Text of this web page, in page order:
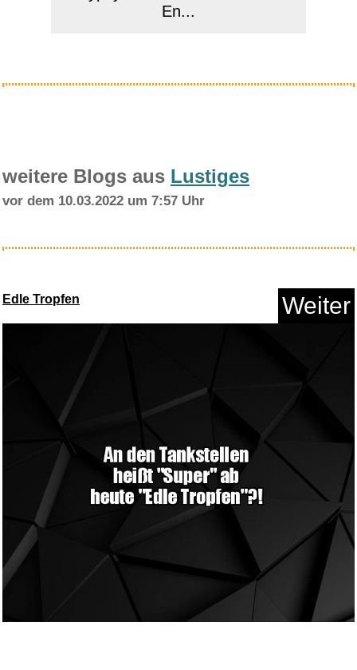
Anzeige
The Monkey...
Anzeige
Amazon Digitaler Gutschein...
weitere Blogs aus Lustiges
vor dem 10.03.2022 um 7:57 Uhr
Edle Tropfen Weiter